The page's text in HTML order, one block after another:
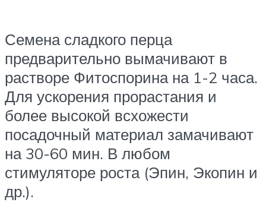
Семена сладкого перца
предварительно вымачивают в
растворе Фитоспорина на 1-2 часа.
Для ускорения прорастания и
более высокой всхожести
посадочный материал замачивают
на 30-60 мин. В любом
стимуляторе роста (Эпин, Экопин и
др.).